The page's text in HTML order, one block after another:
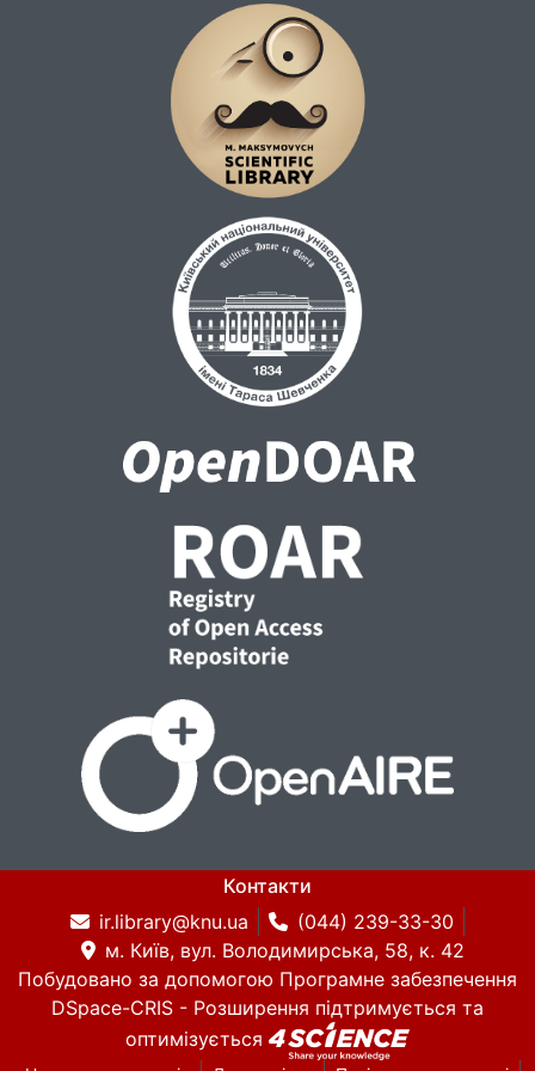
Контакти
ir.library@knu.ua
(044) 239-33-30
м. Київ, вул. Володимирська, 58, к. 42
Побудовано за допомогою Програмне забезпечення
DSpace-CRIS - Розширення підтримується та
оптимізується